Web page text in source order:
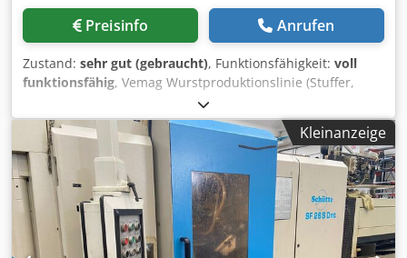
Preisinfo Anrufen
Zustand: sehr gut (gebraucht), Funktionsfähigkeit: voll
funktionsfähig, Vemag Wurstproduktionslinie (Stuffer,
Portionsschneider, Aufhänger) Vakuumfüller mit
Beschickung Marke Vemag HP 7E-Modell Produktionsjahr
2008 Leistung 10 kW Cedpfxov Ucgkj An Usrf Spannung
400-460 V 15 A 50/60 Hz Portion Marke Vemag LPG Modell
208 Produktionsjahr 2011 Leistung 6 kW Spannung 400-460
V 9 A 50/60 Hz Aufhänger Marke Vemag Modell AH 204
Produktionsjahr 2011 Leistung 1,5 kW Spannung 400-460 V
3,5 A 50/60 Hz
Kleinanzeige